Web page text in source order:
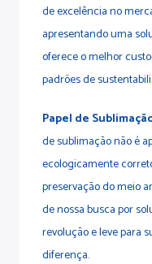
de excelência no
apresentando uma
oferece o melhor
padrões de
Papel de
de sublimação não é
ecologicamente
preservação do meio
de nossa busca por
revolução e leve para
diferença.